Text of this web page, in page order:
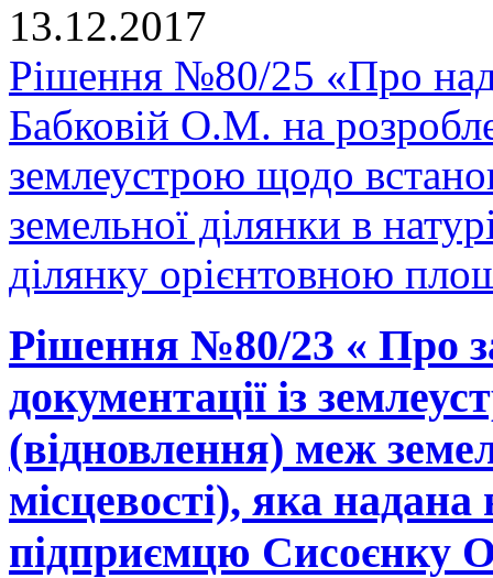
13.12.2017
Рішення №80/25 «Про
Бабковій О.М. на
землеустрою щодо
земельної ділянки в
ділянку орієнтовною
Рішення №80/23 « Про
документації із
(відновлення) меж
місцевості), яка надана
підприємцю Сисоєнку